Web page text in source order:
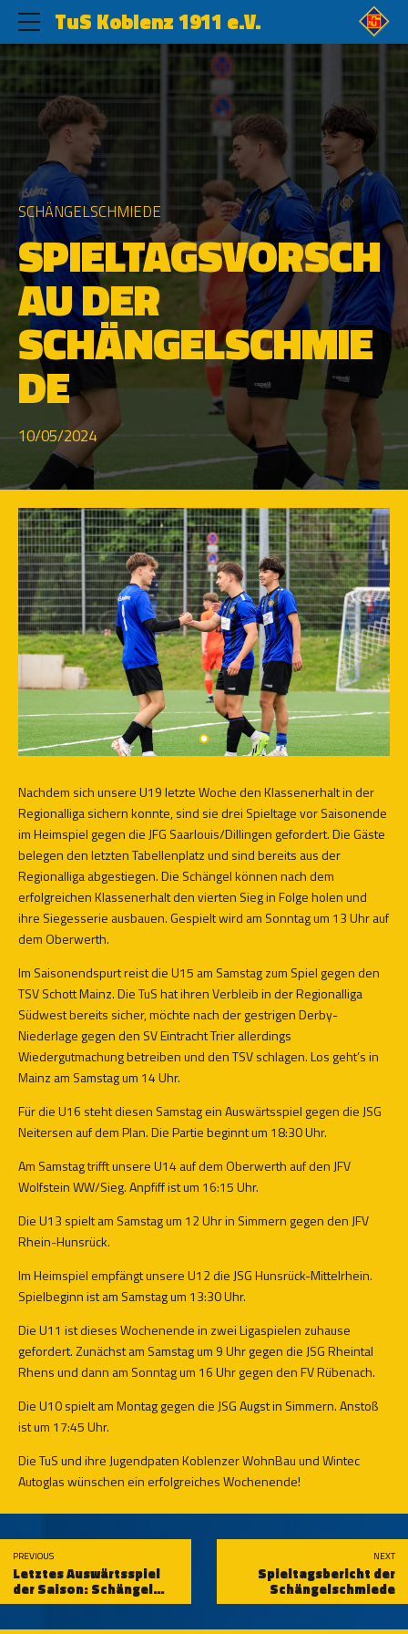
TuS Koblenz 1911 e.V.
SCHÄNGELSCHMIEDE
SPIELTAGSVORSCH
AU DER
SCHÄNGELSCHMIE
DE
10/05/2024
Nachdem sich unsere U19 letzte Woche den Klassenerhalt in der
Regionalliga sichern konnte, sind sie drei Spieltage vor Saisonende
im Heimspiel gegen die JFG Saarlouis/Dillingen gefordert. Die Gäste
belegen den letzten Tabellenplatz und sind bereits aus der
Regionalliga abgestiegen. Die Schängel können nach dem
erfolgreichen Klassenerhalt den vierten Sieg in Folge holen und
ihre Siegesserie ausbauen. Gespielt wird am Sonntag um 13 Uhr auf
dem Oberwerth.
Im Saisonendspurt reist die U15 am Samstag zum Spiel gegen den
TSV Schott Mainz. Die TuS hat ihren Verbleib in der Regionalliga
Südwest bereits sicher, möchte nach der gestrigen Derby-
Niederlage gegen den SV Eintracht Trier allerdings
Wiedergutmachung betreiben und den TSV schlagen. Los geht’s in
Mainz am Samstag um 14 Uhr.
Für die U16 steht diesen Samstag ein Auswärtsspiel gegen die JSG
Neitersen auf dem Plan. Die Partie beginnt um 18:30 Uhr.
Am Samstag trifft unsere U14 auf dem Oberwerth auf den JFV
Wolfstein WW/Sieg. Anpfiff ist um 16:15 Uhr.
Die U13 spielt am Samstag um 12 Uhr in Simmern gegen den JFV
Rhein-Hunsrück.
Im Heimspiel empfängt unsere U12 die JSG Hunsrück-Mittelrhein.
Spielbeginn ist am Samstag um 13:30 Uhr.
Die U11 ist dieses Wochenende in zwei Ligaspielen zuhause
gefordert. Zunächst am Samstag um 9 Uhr gegen die JSG Rheintal
Rhens und dann am Sonntag um 16 Uhr gegen den FV Rübenach.
Die U10 spielt am Montag gegen die JSG Augst in Simmern. Anstoß
ist um 17:45 Uhr.
Die TuS und ihre Jugendpaten Koblenzer WohnBau und Wintec
Autoglas wünschen ein erfolgreiches Wochenende!
PREVIOUS
Letztes Auswärtsspiel
der Saison: Schängel
reisen zum KSV Hessen
NEXT
Spieltagsbericht der
Schängelschmiede